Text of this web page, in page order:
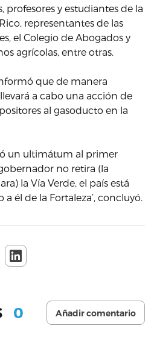
profesores y estudiantes de la
representantes de las
el Colegio de Abogados y
agrícolas, entre otras.
que de manera
a cabo una acción de
al gasoducto en la
un ultimátum al primer
no retira (la
la Vía Verde, el país está
él de la Fortaleza’, concluyó.
0 Añadir comentario